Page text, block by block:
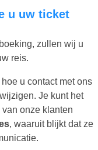
zullen wij u
reis.
u contact met ons
Je kunt het
onze klanten
, waaruit blijkt dat ze